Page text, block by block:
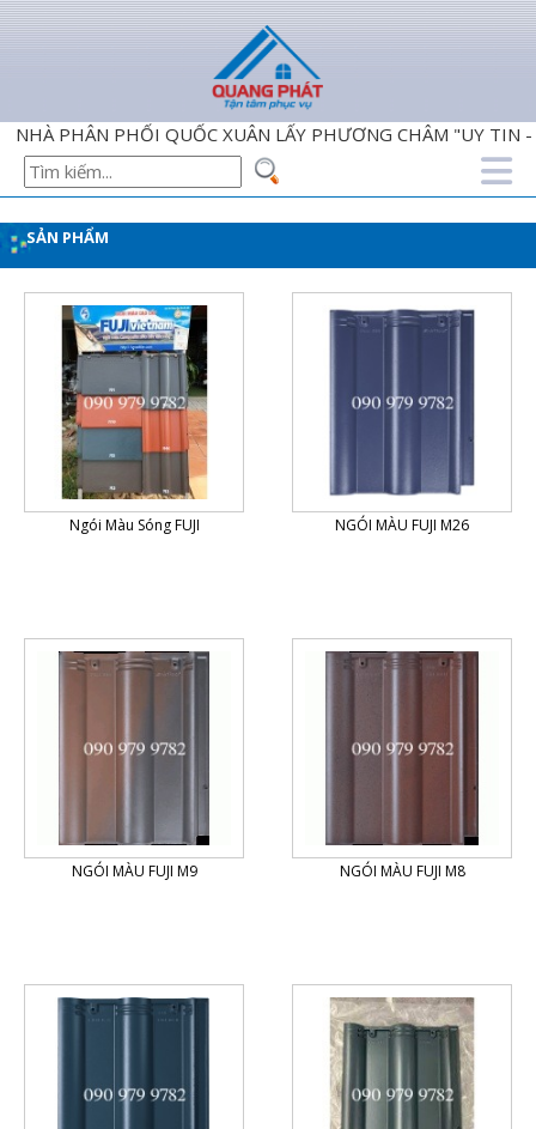
PHÂN PHỐI QUỐC XUÂN LẤY PHƯƠNG CHÂM "UY TIN -
SẢN PHẨM
Ngói Màu Sóng FUJI NGÓI MÀU FUJI M26
NGÓI MÀU FUJI M9 NGÓI MÀU FUJI M8